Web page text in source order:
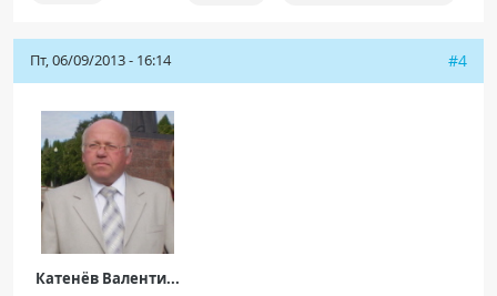
Пт, 06/09/2013 - 16:14 #4
Катенёв Валенти...